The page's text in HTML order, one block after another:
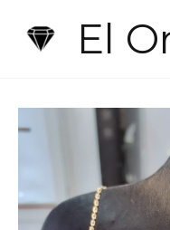
contenido
El